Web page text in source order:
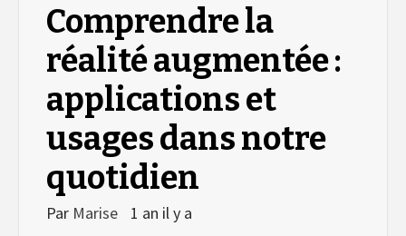
Comprendre la
réalité augmentée :
applications et
usages dans notre
quotidien
Par Marise 1 an il y a